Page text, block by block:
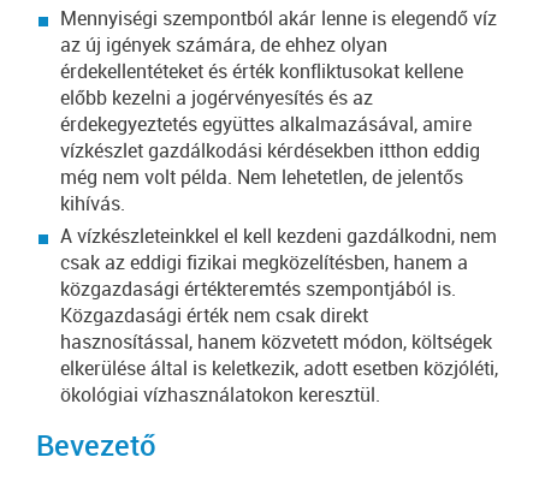
Mennyiségi szempontból akár lenne is elegendő víz
az új igények számára, de ehhez olyan
érdekellentéteket és érték konfliktusokat kellene
előbb kezelni a jogérvényesítés és az
érdekegyeztetés együttes alkalmazásával, amire
vízkészlet gazdálkodási kérdésekben itthon eddig
még nem volt példa. Nem lehetetlen, de jelentős
kihívás.
A vízkészleteinkkel el kell kezdeni gazdálkodni, nem
csak az eddigi fizikai megközelítésben, hanem a
közgazdasági értékteremtés szempontjából is.
Közgazdasági érték nem csak direkt
hasznosítással, hanem közvetett módon, költségek
elkerülése által is keletkezik, adott esetben közjóléti,
ökológiai vízhasználatokon keresztül.
Bevezető